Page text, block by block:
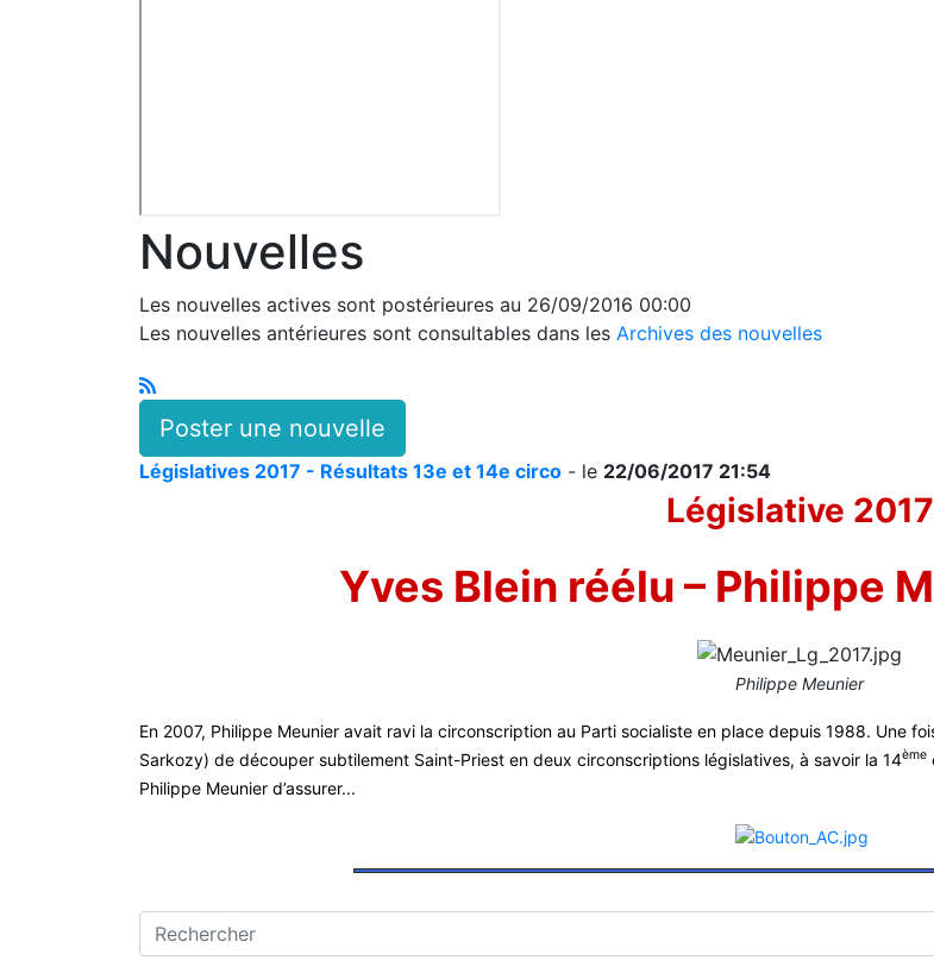
Nouvelles
Les nouvelles actives sont postérieures au 26/09/2016 00:00
Les nouvelles antérieures sont consultables dans les Archives des nouvelles
Poster une nouvelle
Législatives 2017 - Résultats 13e et 14e circo - le 22/06/2017 21:54
Législative 2017
Yves Blein réélu – Philippe
Philippe Meunier
En 2007, Philippe Meunier avait ravi la circonscription au Parti socialiste en place depuis 1988. Une
Sarkozy) de découper subtilement Saint-Priest en deux circonscriptions législatives, à savoir la 14ème
Philippe Meunier d’assurer...